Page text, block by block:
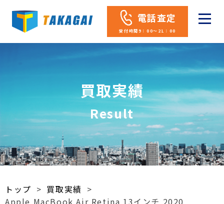
電話査定
受付時間9：00～21：00
買取実績
Result
トップ > 買取実績 >
Apple MacBook Air Retina 13インチ 2020